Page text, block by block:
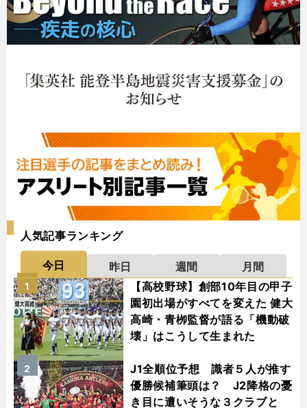
人気記事ランキング
今日 昨日 週間
月間
【高校野球】創部10年目の甲子
園初出場がすべてを変えた 健大
高崎・青栁監督が語る「機動破
壊」はこうして生まれた
1
J1全順位予想 識者５人が推す
優勝候補筆頭は？ J2降格の憂
き目に遭いそうな３クラブと
2